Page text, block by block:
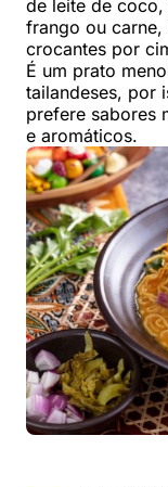
de leite de
frango ou
crocantes por
É um prato
tailandeses, por
prefere sabores
e aromáticos.